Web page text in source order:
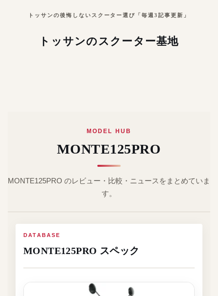
トッサンの後悔しないスクーター選び「毎週3記事更新」
トッサンのスクーター基地
MODEL HUB
MONTE125PRO
MONTE125PRO のレビュー・比較・ニュースをまとめていま
す。
DATABASE
MONTE125PRO スペック